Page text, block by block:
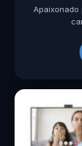
Apaixonado